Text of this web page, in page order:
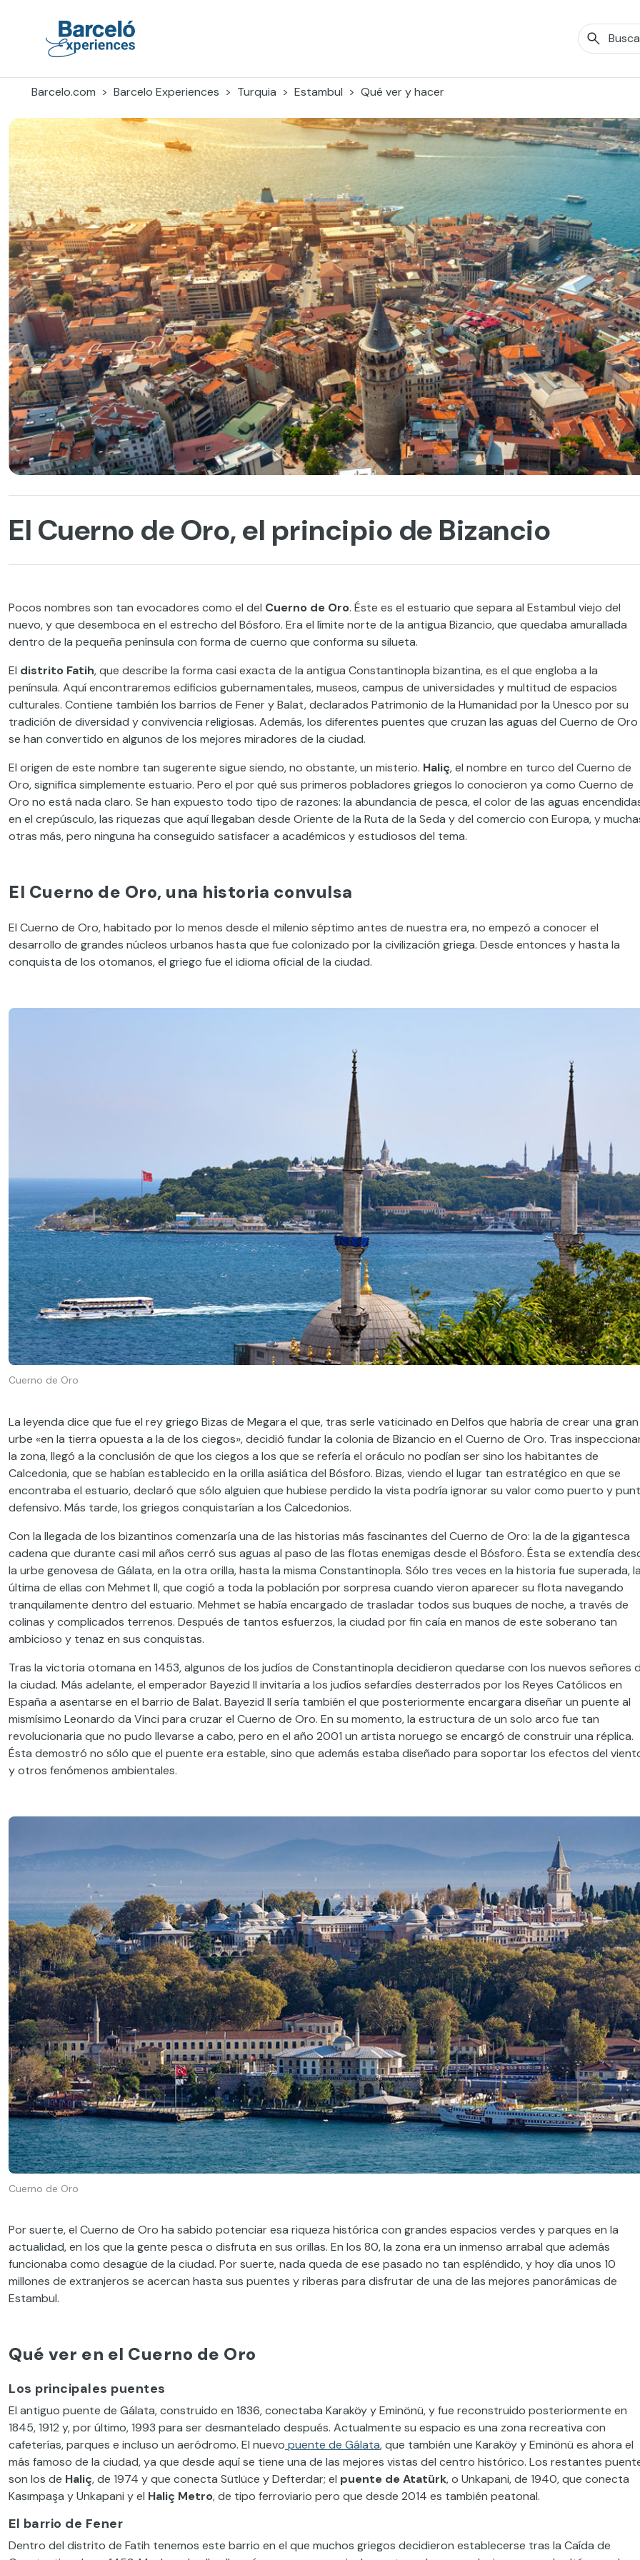
Barcelo.com
Barcelo Experiences Turquia Estambul Qué ver y hacer
El Cuerno de Oro, el principio de Bizancio
Pocos nombres son tan evocadores como el del Cuerno de Oro. Éste es el estuario que separa al Estambul viejo del
nuevo, y que desemboca en el estrecho del Bósforo. Era el límite norte de la antigua Bizancio, que quedaba amurallada
dentro de la pequeña península con forma de cuerno que conforma su silueta.
El distrito Fatih, que describe la forma casi exacta de la antigua Constantinopla bizantina, es el que engloba a la
península. Aquí encontraremos edificios gubernamentales, museos, campus de universidades y multitud de espacios
culturales. Contiene también los barrios de Fener y Balat, declarados Patrimonio de la Humanidad por la Unesco por su
tradición de diversidad y convivencia religiosas. Además, los diferentes puentes que cruzan las aguas del Cuerno de Oro
se han convertido en algunos de los mejores miradores de la ciudad.
El origen de este nombre tan sugerente sigue siendo, no obstante, un misterio. Haliç, el nombre en turco del Cuerno de
Oro, significa simplemente estuario. Pero el por qué sus primeros pobladores griegos lo conocieron ya como Cuerno de
Oro no está nada claro. Se han expuesto todo tipo de razones: la abundancia de pesca, el color de las aguas
en el crepúsculo, las riquezas que aquí llegaban desde Oriente de la Ruta de la Seda y del comercio con Europa, y
otras más, pero ninguna ha conseguido satisfacer a académicos y estudiosos del tema.
El Cuerno de Oro, una historia convulsa
El Cuerno de Oro, habitado por lo menos desde el milenio séptimo antes de nuestra era, no empezó a conocer el
desarrollo de grandes núcleos urbanos hasta que fue colonizado por la civilización griega. Desde entonces y hasta la
conquista de los otomanos, el griego fue el idioma oficial de la ciudad.
Cuerno de Oro
La leyenda dice que fue el rey griego Bizas de Megara el que, tras serle vaticinado en Delfos que habría de crear una gran
urbe «en la tierra opuesta a la de los ciegos», decidió fundar la colonia de Bizancio en el Cuerno de Oro. Tras
la zona, llegó a la conclusión de que los ciegos a los que se refería el oráculo no podían ser sino los habitantes de
Calcedonia, que se habían establecido en la orilla asiática del Bósforo. Bizas, viendo el lugar tan estratégico en que se
encontraba el estuario, declaró que sólo alguien que hubiese perdido la vista podría ignorar su valor como puerto y
defensivo. Más tarde, los griegos conquistarían a los Calcedonios.
Con la llegada de los bizantinos comenzaría una de las historias más fascinantes del Cuerno de Oro: la de la gigantesca
cadena que durante casi mil años cerró sus aguas al paso de las flotas enemigas desde el Bósforo. Ésta se extendía
la urbe genovesa de Gálata, en la otra orilla, hasta la misma Constantinopla. Sólo tres veces en la historia fue superada,
última de ellas con Mehmet II, que cogió a toda la población por sorpresa cuando vieron aparecer su flota navegando
tranquilamente dentro del estuario. Mehmet se había encargado de trasladar todos sus buques de noche, a través de
colinas y complicados terrenos. Después de tantos esfuerzos, la ciudad por fin caía en manos de este soberano tan
ambicioso y tenaz en sus conquistas.
Tras la victoria otomana en 1453, algunos de los judíos de Constantinopla decidieron quedarse con los nuevos señores
la ciudad. Más adelante, el emperador Bayezid II invitaría a los judíos sefardíes desterrados por los Reyes Católicos en
España a asentarse en el barrio de Balat. Bayezid II sería también el que posteriormente encargara diseñar un puente al
mismísimo Leonardo da Vinci para cruzar el Cuerno de Oro. En su momento, la estructura de un solo arco fue tan
revolucionaria que no pudo llevarse a cabo, pero en el año 2001 un artista noruego se encargó de construir una réplica.
Ésta demostró no sólo que el puente era estable, sino que además estaba diseñado para soportar los efectos del
y otros fenómenos ambientales.
Cuerno de Oro
Por suerte, el Cuerno de Oro ha sabido potenciar esa riqueza histórica con grandes espacios verdes y parques en la
actualidad, en los que la gente pesca o disfruta en sus orillas. En los 80, la zona era un inmenso arrabal que además
funcionaba como desagüe de la ciudad. Por suerte, nada queda de ese pasado no tan espléndido, y hoy día unos 10
millones de extranjeros se acercan hasta sus puentes y riberas para disfrutar de una de las mejores panorámicas de
Estambul.
Qué ver en el Cuerno de Oro
Los principales puentes
El antiguo puente de Gálata, construido en 1836, conectaba Karaköy y Eminönü, y fue reconstruido posteriormente en
1845, 1912 y, por último, 1993 para ser desmantelado después. Actualmente su espacio es una zona recreativa con
cafeterías, parques e incluso un aeródromo. El nuevo puente de Gálata, que también une Karaköy y Eminönü es ahora el
más famoso de la ciudad, ya que desde aquí se tiene una de las mejores vistas del centro histórico. Los restantes
son los de Haliç, de 1974 y que conecta Sütlüce y Defterdar; el puente de Atatürk, o Unkapani, de 1940, que conecta
Kasımpaşa y Unkapani y el Haliç Metro, de tipo ferroviario pero que desde 2014 es también peatonal.
El barrio de Fener
Dentro del distrito de Fatih tenemos este barrio en el que muchos griegos decidieron establecerse tras la Caída de